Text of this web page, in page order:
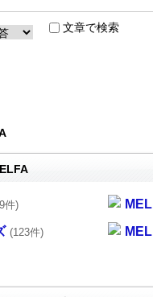
文章で検索
件)
(123件)